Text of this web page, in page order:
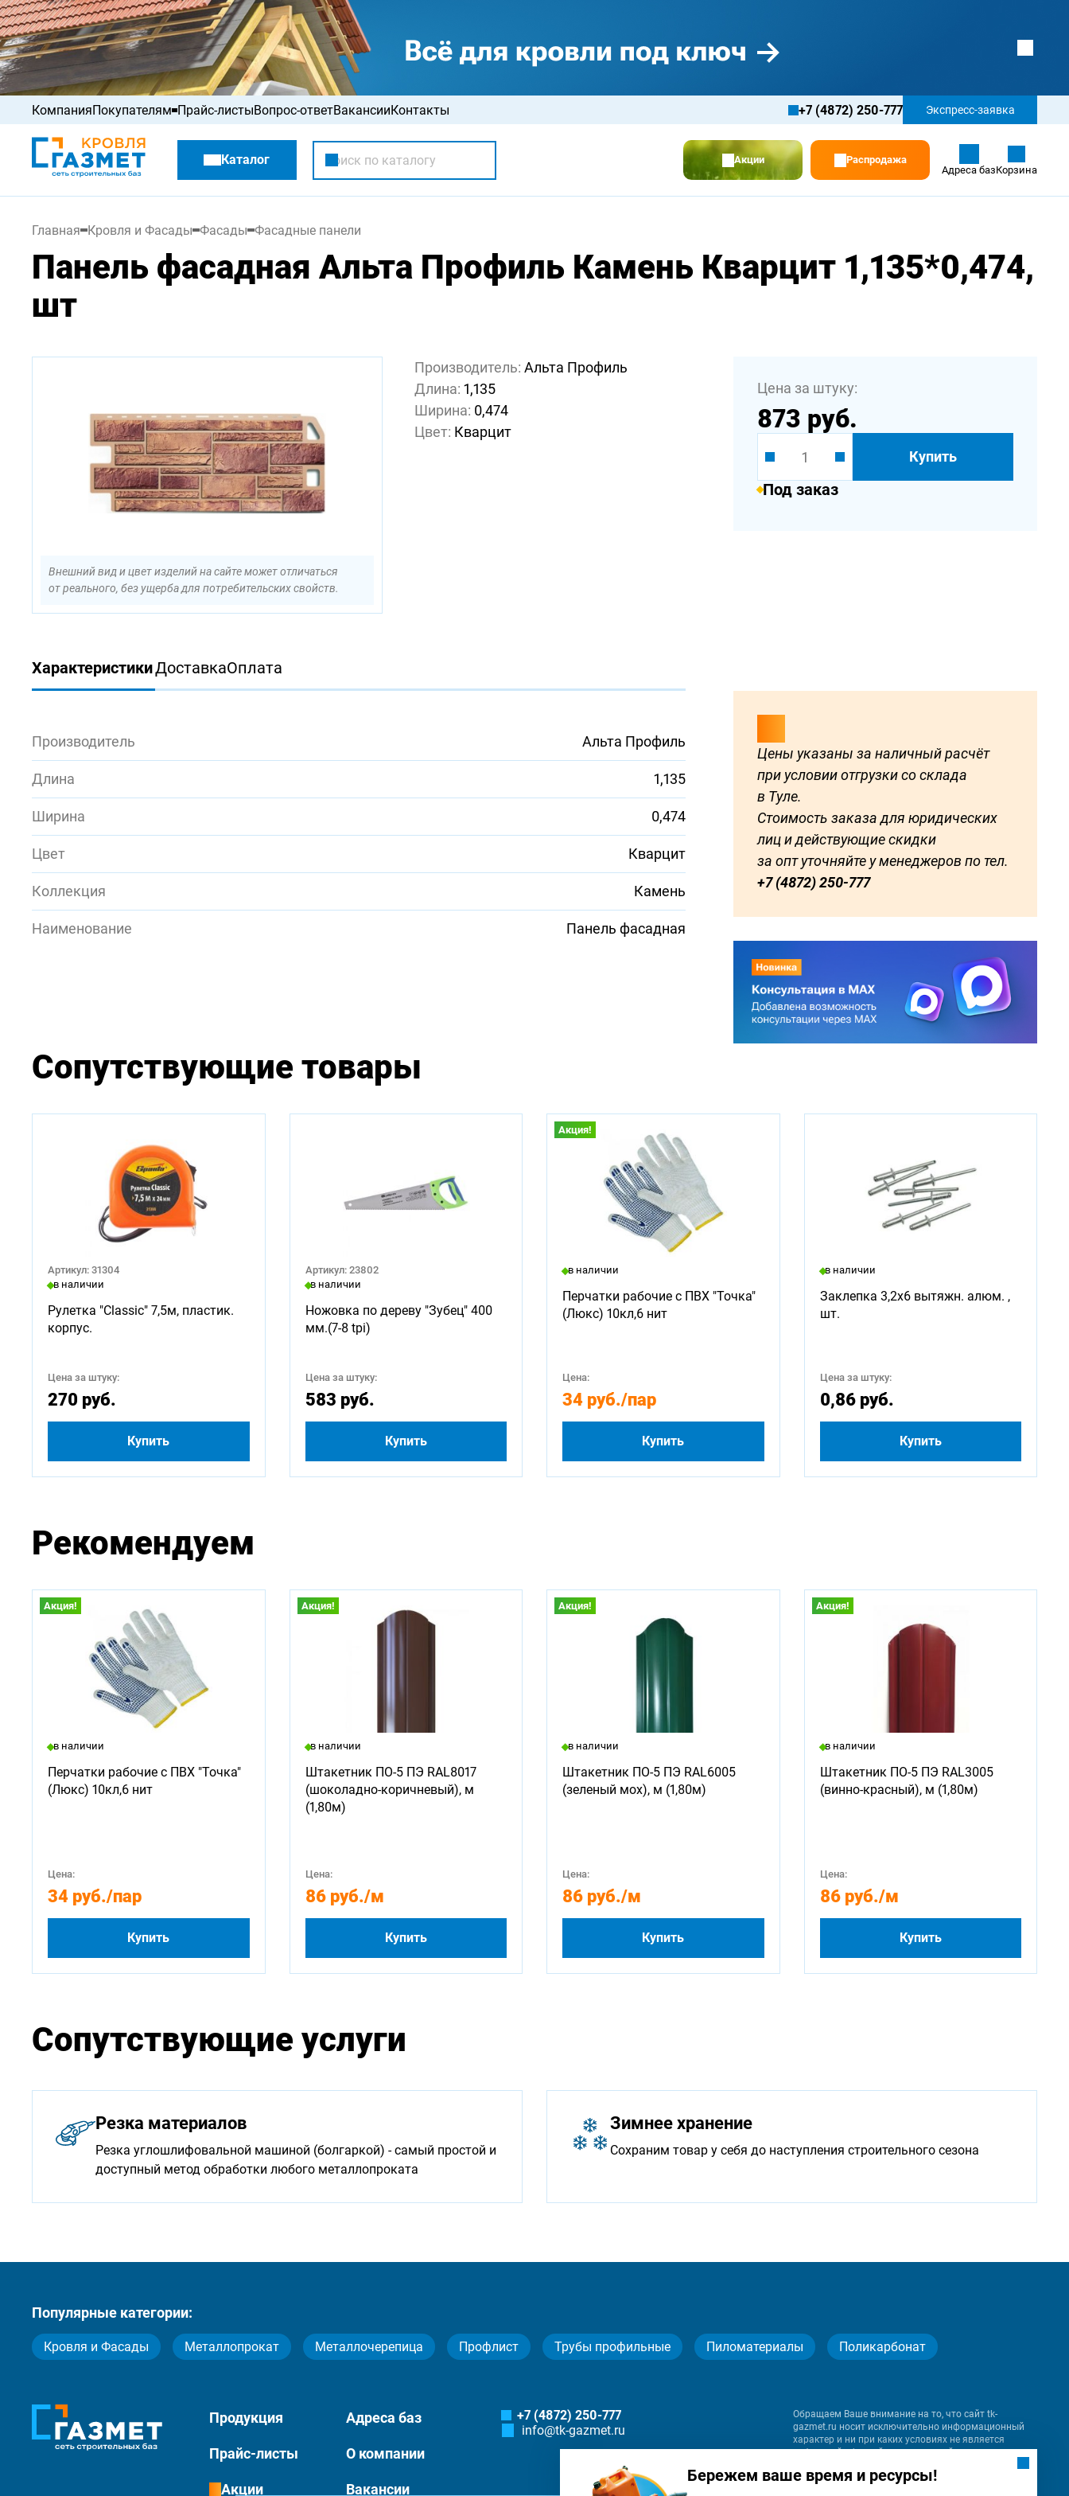
КомпанияПокупателям
Акции
Распродажа
Прайс-листыВопрос-ответВакансииКонтакты +7 (4872) 250-777 Экспресс-заявка
Каталог Акции
Распродажа
Адреса базКорзина
Главная Кровля и Фасады Фасады Фасадные панели
Панель фасадная Альта Профиль Камень Кварцит 1,135*0,474,
шт
Внешний вид и цвет изделий на сайте может отличаться
от реального, без ущерба для потребительских свойств.
Производитель: Альта Профиль
Длина: 1,135
Ширина: 0,474
Цвет: Кварцит
Цена за штуку:
873 руб.
Купить
Под заказ
ХарактеристикиДоставкаОплата
Производитель Альта Профиль
Длина 1,135
Ширина 0,474
Цвет Кварцит
Коллекция Камень
Наименование Панель фасадная
Цены указаны за наличный расчёт
при условии отгрузки со склада
в Туле.
Стоимость заказа для юридических
лиц и действующие скидки
за опт уточняйте у менеджеров по тел.
+7 (4872) 250-777
Сопутствующие товары
Артикул: 31304
в наличии
Рулетка "Classic" 7,5м, пластик.
корпус.
Цена за штуку:
270 руб.
Купить
Артикул: 23802
в наличии
Ножовка по дереву "Зубец" 400
мм.(7-8 tpi)
Цена за штуку:
583 руб.
Купить
Акция!
в наличии
Перчатки рабочие с ПВХ "Точка"
(Люкс) 10кл,6 нит
Цена:
34 руб./пар
Купить
в наличии
Заклепка 3,2х6 вытяжн. алюм. ,
шт.
Цена за штуку:
0,86 руб.
Купить
Рекомендуем
Акция!
в наличии
Перчатки рабочие с ПВХ "Точка"
(Люкс) 10кл,6 нит
Цена:
34 руб./пар
Купить
Акция!
в наличии
Штакетник ПО-5 ПЭ RAL8017
(шоколадно-коричневый), м
(1,80м)
Цена:
86 руб./м
Купить
Акция!
в наличии
Штакетник ПО-5 ПЭ RAL6005
(зеленый мох), м (1,80м)
Цена:
86 руб./м
Купить
Акция!
в наличии
Штакетник ПО-5 ПЭ RAL3005
(винно-красный), м (1,80м)
Цена:
86 руб./м
Купить
Сопутствующие услуги
Резка материалов
Резка углошлифовальной машиной (болгаркой) - самый простой и
доступный метод обработки любого металлопроката
Зимнее хранение
Сохраним товар у себя до наступления строительного сезона
Популярные категории:
Кровля и Фасады Металлопрокат Металлочерепица Профлист Трубы профильные Пиломатериалы Поликарбонат
Продукция Адреса баз
Прайс-листы О компании
Акции Вакансии
+7 (4872) 250-777
info@tk-gazmet.ru
Обращаем Ваше внимание на то, что сайт tk-
gazmet.ru носит исключительно информационный
характер и ни при каких условиях не является
публичной офертой, определяемой положениями
Федерации.
Бережем ваше время и ресурсы!